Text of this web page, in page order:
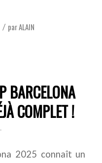
/ parALAIN
BARCELONA
COMPLET !
2025 connaît un